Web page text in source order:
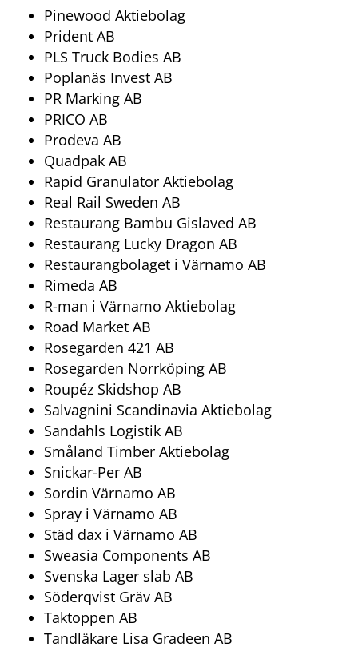
Pinewood Aktiebolag
Prident AB
PLS Truck Bodies AB
Poplanäs Invest AB
PR Marking AB
PRICO AB
Prodeva AB
Quadpak AB
Rapid Granulator Aktiebolag
Real Rail Sweden AB
Restaurang Bambu Gislaved AB
Restaurang Lucky Dragon AB
Restaurangbolaget i Värnamo AB
Rimeda AB
R-man i Värnamo Aktiebolag
Road Market AB
Rosegarden 421 AB
Rosegarden Norrköping AB
Roupéz Skidshop AB
Salvagnini Scandinavia Aktiebolag
Sandahls Logistik AB
Småland Timber Aktiebolag
Snickar-Per AB
Sordin Värnamo AB
Spray i Värnamo AB
Städ dax i Värnamo AB
Sweasia Components AB
Svenska Lager slab AB
Söderqvist Gräv AB
Taktoppen AB
Tandläkare Lisa Gradeen AB